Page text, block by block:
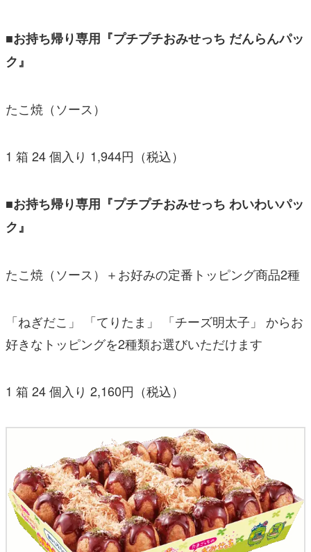
■お持ち帰り専用『プチプチおみせっち だんらんパッ
ク』
たこ焼（ソース）
1 箱 24 個入り 1,944円（税込）
■お持ち帰り専用『プチプチおみせっち わいわいパッ
ク』
たこ焼（ソース）＋お好みの定番トッピング商品2種
「ねぎだこ」 「てりたま」 「チーズ明太子」 からお
好きなトッピングを2種類お選びいただけます
1 箱 24 個入り 2,160円（税込）